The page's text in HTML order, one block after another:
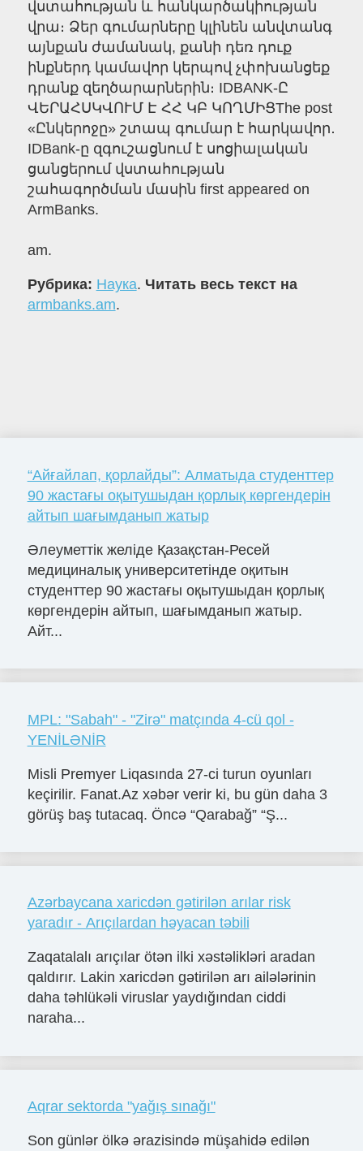
վստահության և հանկարծակիության
վրա։ Ձեր գումարները կլինեն անվտանգ
այնքան ժամանակ, քանի դեռ դուք
ինքներդ կամավոր կերպով չփոխանցեք
դրանք զեղծարարներին։ IDBANK-Ը
ՎԵՐԱՀՍԿՎՈՒՄ Է ՀՀ ԿԲ ԿՈՂՄԻՑThe post
«Ընկերոջը» շտապ գումար է հարկավոր․
IDBank-ը զգուշացնում է սոցիալական
ցանցերում վստահության
շահագործման մասին first appeared on
ArmBanks.
am.
Рубрика: Наука. Читать весь текст на
armbanks.am.
“Айғайлап, қорлайды”: Алматыда студенттер
90 жастағы оқытушыдан қорлық көргендерін
айтып шағымданып жатыр
Әлеуметтік желіде Қазақстан-Ресей
медициналық университетінде оқитын
студенттер 90 жастағы оқытушыдан қорлық
көргендерін айтып, шағымданып жатыр.
Айт...
MPL: "Sabah" - "Zirə" matçında 4-cü qol -
YENİLƏNİR
Misli Premyer Liqasında 27-ci turun oyunları
keçirilir. Fanat.Az xəbər verir ki, bu gün daha 3
görüş baş tutacaq. Öncə “Qarabağ” “Ş...
Azərbaycana xaricdən gətirilən arılar risk
yaradır - Arıçılardan həyacan təbili
Zaqatalalı arıçılar ötən ilki xəstəlikləri aradan
qaldırır. Lakin xaricdən gətirilən arı ailələrinin
daha təhlükəli viruslar yaydığından ciddi
naraha...
Aqrar sektorda "yağış sınağı"
Son günlər ölkə ərazisində müşahidə edilən